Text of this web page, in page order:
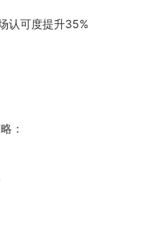
认可度提升35%
：